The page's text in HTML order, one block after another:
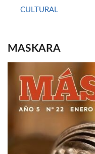
CULTURAL
MASKARA